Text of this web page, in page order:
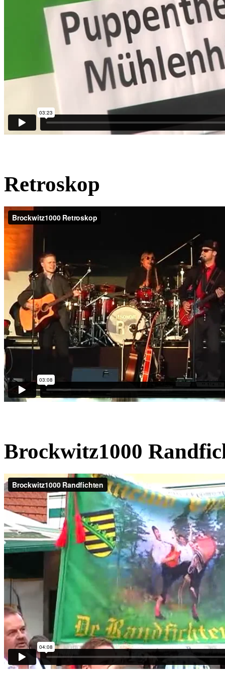
Retroskop
Brockwitz1000